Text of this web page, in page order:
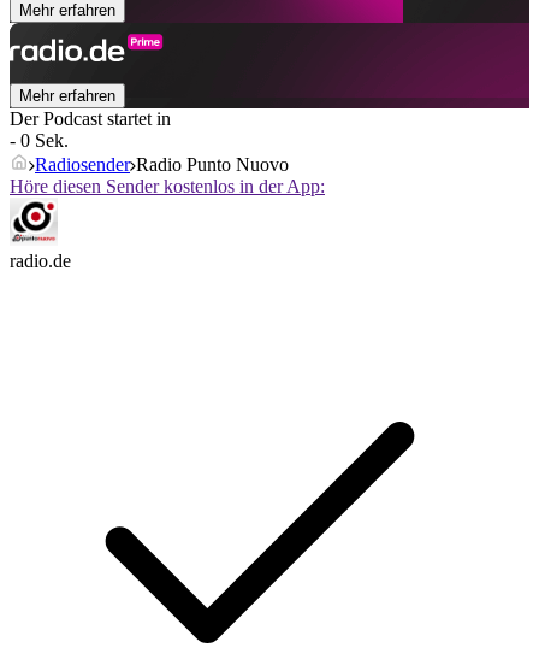
Mehr erfahren
Mehr erfahren
Der Podcast startet in
- 0 Sek.
Radiosender Radio Punto Nuovo
Höre diesen Sender kostenlos in der App:
radio.de